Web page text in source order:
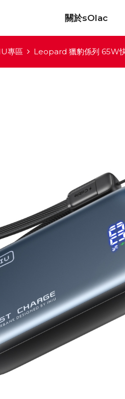
關於sOlac
專區 Leopard 獵豹係列 65W